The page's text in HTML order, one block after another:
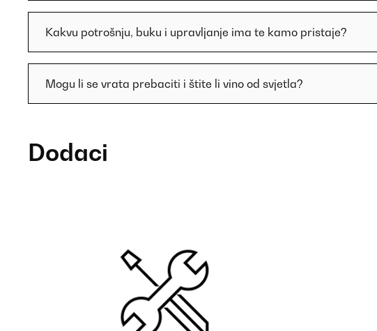
Kakvu potrošnju, buku i upravljanje ima te kamo pristaje?
Mogu li se vrata prebaciti i štite li vino od svjetla?
Dodaci